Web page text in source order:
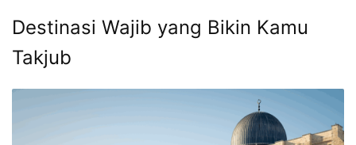
Destinasi Wajib yang Bikin Kamu
Takjub